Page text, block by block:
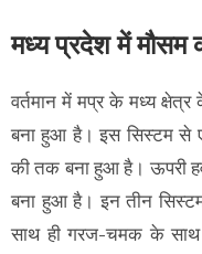
मध्य प्रदेश में मौसम
वर्तमान में मप्र के मध्य
बना हुआ है। इस सिस्टम से
की तक बना हुआ है। ऊपरी
बना हुआ है। इन तीन
साथ ही गरज-चमक के साथ